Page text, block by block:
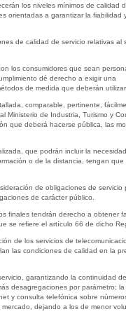
los niveles mínimos de calidad
orientadas a garantizar la fiabilidad
de calidad de servicio relativas al
los consumidores que sean
dé derecho a exigir una
de medida que deberán utilizar.
comparable, pertinente,
de Industria, Turismo y
que deberá hacerse pública, las
que podrán incluir la
o de la distancia, tengan que
de obligaciones de servicio
de carácter público.
finales tendrán derecho a obtener
se refiere el artículo 66 de dicho
de los servicios de
las condiciones de calidad en la
garantizando la continuidad
desagregaciones por parámetro; la
y consulta telefónica sobre
dejando a los de menor